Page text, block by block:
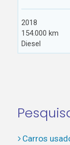
2018
154.000 km
Diesel
Carros